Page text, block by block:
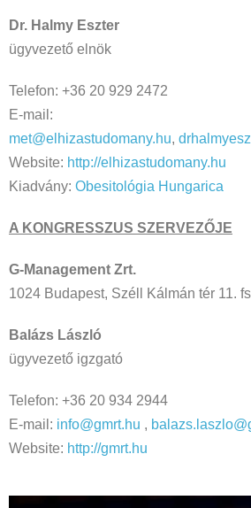
Dr. Halmy Eszter
ügyvezető elnök
Telefon: +36 20 929 2472
E-mail:
met@elhizastudomany.hu,
Website: http://elhizastudomany.hu
Kiadvány: Obesitológia Hungarica
A KONGRESSZUS SZERVEZŐJE
G-Management Zrt.
1024 Budapest, Széll Kálmán tér 11.
Balázs László
ügyvezető igzgató
Telefon: +36 20 934 2944
E-mail: info@gmrt.hu ,
Website: http://gmrt.hu